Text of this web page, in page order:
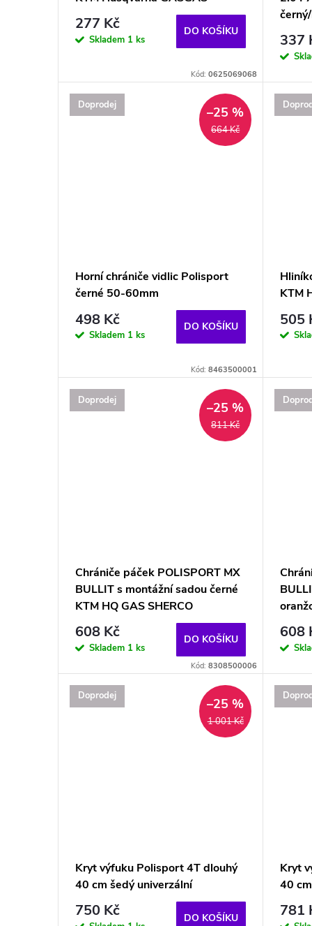
277 Kč
Skladem 1 ks
DO KOŠÍKU
Kód:0625069068
337
Doprodej
664 Kč
–25 %
Horní chrániče vidlic Polisport
černé 50-60mm
498 Kč
Skladem 1 ks
DO KOŠÍKU
Kód:8463500001
KTM
505
Doprodej
811 Kč
–25 %
Chrániče páček POLISPORT MX
BULLIT s montážní sadou černé
KTM HQ GAS SHERCO
608 Kč
Skladem 1 ks
DO KOŠÍKU
Kód:8308500006
608
Doprodej
1 001 Kč
–25 %
Kryt výfuku Polisport 4T dlouhý
40 cm šedý univerzální
750 Kč DO KOŠÍKU
Kryt
40
781